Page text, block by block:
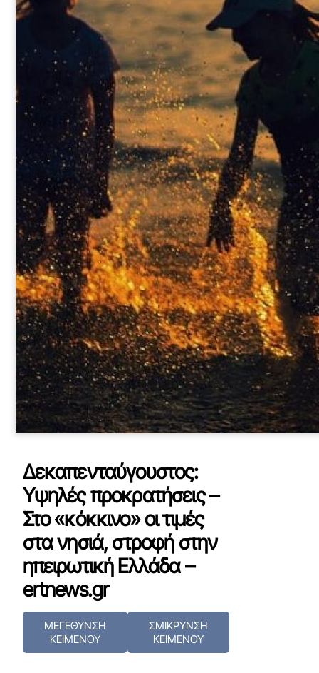
Δεκαπενταύγουστος:
Υψηλές προκρατήσεις –
Στο «κόκκινο» οι τιμές
στα νησιά, στροφή στην
ηπειρωτική Ελλάδα –
ertnews.gr
ΜΕΓΕΘΥΝΣΗ
ΚΕΙΜΕΝΟΥ
ΣΜΙΚΡΥΝΣΗ
ΚΕΙΜΕΝΟΥ